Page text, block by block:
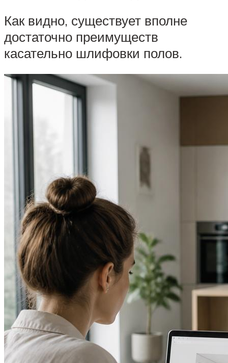
Как видно, существует вполне
достаточно преимуществ
касательно шлифовки полов.